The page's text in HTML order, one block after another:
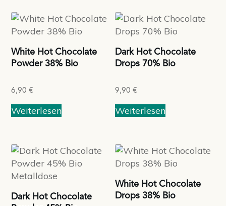
White Hot Chocolate
Powder 38% Bio
6,90 €
Weiterlesen
Dark Hot Chocolate
Drops 70% Bio
9,90€
Weiterlesen
Dark Hot Chocolate
White Hot Chocolate
Drops 38% Bio